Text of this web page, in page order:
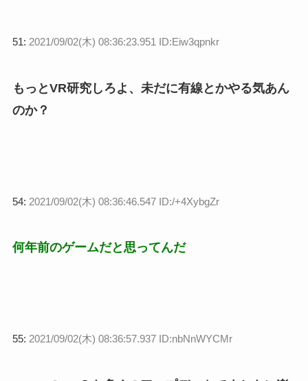
51: 2021/09/02(木) 08:36:23.951 ID:Eiw3qpnkr
もっとVR研究しろよ、未だに有線とかやる気あん
のか？
54: 2021/09/02(木) 08:36:46.547 ID:/+4XybgZr
何年前のゲームだと思ってんだ
55: 2021/09/02(木) 08:36:57.937 ID:nbNnWYCMr